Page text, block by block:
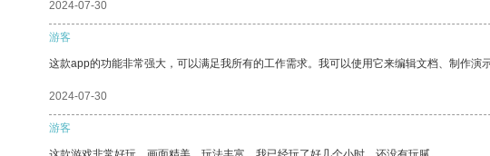
2024-07-30
游客
这款app的功能非常强大，可以满足我所有的工作需求。我可以使用它来编辑文档、制作演
2024-07-30
游客